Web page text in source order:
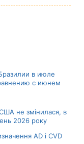
в июле
с июнем
США не змінилася, в
2026 року
AD і CVD